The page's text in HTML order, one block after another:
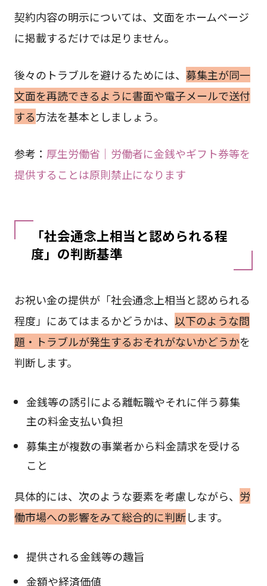
契約内容の明示については、文面をホームページ
に掲載するだけでは足りません。
後々のトラブルを避けるためには、 募集主が同一
文面を再読できるように書面や電子メールで送付
する方法を基本としましょう。
参考： 厚生労働省｜労働者に金銭やギフト券等を
提供することは原則禁止になります
「社会通念上相当と認められる程
度」の判断基準
お祝い金の提供が「社会通念上相当と認められる
程度」にあてはまるかどうかは、 以下のような問
題・トラブルが発生するおそれがないかどうかを
判断します。
金銭等の誘引による離転職やそれに伴う募集
主の料金支払い負担
募集主が複数の事業者から料金請求を受ける
こと
具体的には、次のような要素を考慮しながら、 労
働市場への影響をみて総合的に判断します。
提供される金銭等の趣旨
金額や経済価値